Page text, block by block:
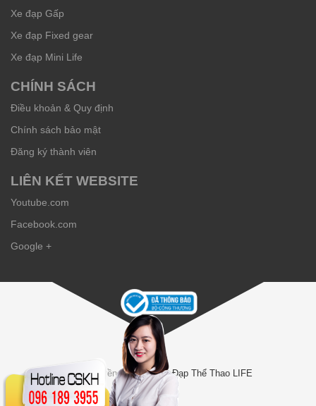
Xe đạp Gấp
Xe đạp Fixed gear
Xe đạp Mini Life
CHÍNH SÁCH
Điều khoản & Quy định
Chính sách bảo mật
Đăng ký thành viên
LIÊN KẾT WEBSITE
Youtube.com
Facebook.com
Google +
© Bản quyền thuộc vềXe Đạp Thể Thao LIFE